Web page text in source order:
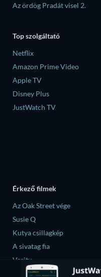
Az ördög Pradát visel 2.
Top szolgáltató
Netflix
Amazon Prime Video
Apple TV
Disney Plus
JustWatch TV
Érkező filmek
Az Oak Street vége
Susie Q
Kutya csillagkép
A sivatag fia
Verity